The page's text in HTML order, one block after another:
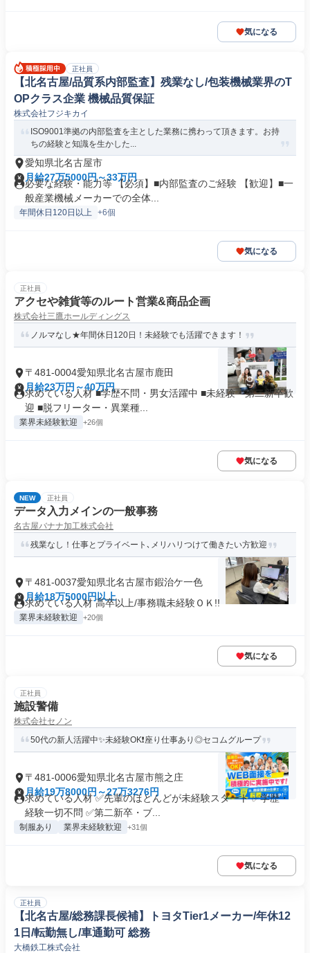
気になる
正社員
【北名古屋/品質系内部監査】残業なし/包装機械業界のT
OPクラス企業 機械品質保証
株式会社フジキカイ
ISO9001準拠の内部監査を主とした業務に携わって頂きます。お持
ちの経験と知識を生かした...
愛知県北名古屋市
月給27万5000円～33万円
必要な経験・能力等 【必須】■内部監査のご経験 【歓迎】■一
般産業機械メーカーでの全体...
年間休日120日以上 +6個
気になる
正社員
アクセや雑貨等のルート営業&商品企画
株式会社三鷹ホールディングス
ノルマなし★年間休日120日！未経験でも活躍できます！
〒481-0004愛知県北名古屋市鹿田
月給23万円～40万円
求めている人材 ■学歴不問・男女活躍中 ■未経験・第二新卒歓
迎 ■脱フリーター・異業種...
業界未経験歓迎 +26個
気になる
NEW 正社員
データ入力メインの一般事務
名古屋バナナ加工株式会社
残業なし！仕事とプライベート､メリハリつけて働きたい方歓迎
〒481-0037愛知県北名古屋市鍜治ケ一色
月給18万5000円以上
求めている人材 高卒以上/事務職未経験ＯＫ!!
業界未経験歓迎 +20個
気になる
正社員
施設警備
株式会社セノン
50代の新人活躍中✨未経験OK❗座り仕事あり◎セコムグループ
〒481-0006愛知県北名古屋市熊之庄
月給19万8000円～27万3276円
求めている人材 ✅先輩のほとんどが未経験スタート ✅学歴・
経験一切不問 ✅第二新卒・ブ...
制服あり 業界未経験歓迎 +31個
気になる
正社員
【北名古屋/総務課長候補】トヨタTier1メーカー/年休12
1日/転勤無し/車通勤可 総務
大橋鉄工株式会社